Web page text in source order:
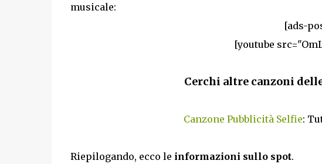
musicale:
[ads-
[youtube
Cerchi altre canzoni
Canzone Pubblicità Selfie:
Riepilogando, ecco le informazioni sullo spot.